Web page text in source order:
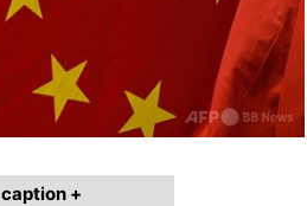
caption +